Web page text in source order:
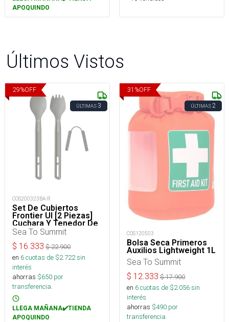
APOQUINDO
Últimos Vistos
29%OFF
ÚLTIMAS3
COS200323BA-R
Set De Cubiertos
Frontier Ul [2 Piezas]
Cuchara Y Tenedor De
Mango Largo
Sea To Summit
$ 16.333 $22.900
en 6cuotas de $2.722sin
interés
ahorras $650 por
transferencia.
LLEGA MAÑANA✔️TIENDA
APOQUINDO
31 %OFF
ÚLTIMAS2
COS120503
Bolsa Seca Primeros
Auxilios Lightweight 1L
Sea To Summit
$ 12.333 $17.900
en 6cuotas de $2.056sin
interés
ahorras $490 por
transferencia.